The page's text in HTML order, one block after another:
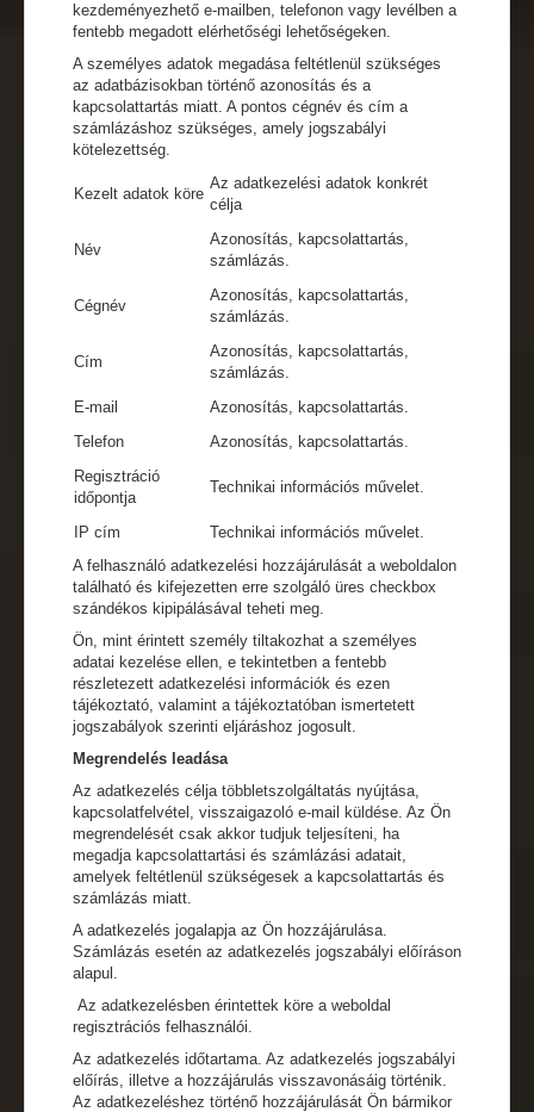
kezdeményezhető e-mailben, telefonon vagy levélben a
fentebb megadott elérhetőségi lehetőségeken.
A személyes adatok megadása feltétlenül szükséges
az adatbázisokban történő azonosítás és a
kapcsolattartás miatt. A pontos cégnév és cím a
számlázáshoz szükséges, amely jogszabályi
kötelezettség.
Kezelt adatok köre
Az adatkezelési adatok konkrét
célja
Név
Azonosítás, kapcsolattartás,
számlázás.
Cégnév
Azonosítás, kapcsolattartás,
számlázás.
Cím
Azonosítás, kapcsolattartás,
számlázás.
E-mail
Azonosítás, kapcsolattartás.
Telefon
Azonosítás, kapcsolattartás.
Regisztráció
időpontja
Technikai információs művelet.
IP cím
Technikai információs művelet.
A felhasználó adatkezelési hozzájárulását a weboldalon
található és kifejezetten erre szolgáló üres checkbox
szándékos kipipálásával teheti meg.
Ön, mint érintett személy tiltakozhat a személyes
adatai kezelése ellen, e tekintetben a fentebb
részletezett adatkezelési információk és ezen
tájékoztató, valamint a tájékoztatóban ismertetett
jogszabályok szerinti eljáráshoz jogosult.
Megrendelés leadása
Az adatkezelés célja többletszolgáltatás nyújtása,
kapcsolatfelvétel, visszaigazoló e-mail küldése. Az Ön
megrendelését csak akkor tudjuk teljesíteni, ha
megadja kapcsolattartási és számlázási adatait,
amelyek feltétlenül szükségesek a kapcsolattartás és
számlázás miatt.
A adatkezelés jogalapja az Ön hozzájárulása.
Számlázás esetén az adatkezelés jogszabályi előíráson
alapul.
Az adatkezelésben érintettek köre a weboldal
regisztrációs felhasználói.
Az adatkezelés időtartama. Az adatkezelés jogszabályi
előírás, illetve a hozzájárulás visszavonásáig történik.
Az adatkezeléshez történő hozzájárulását Ön bármikor